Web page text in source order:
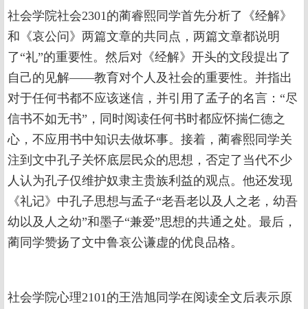
社会学院社会2301的蔺睿熙同学首先分析了《经解》
和《哀公问》两篇文章的共同点，两篇文章都说明
了“礼”的重要性。然后对《经解》开头的文段提出了
自己的见解——教育对个人及社会的重要性。并指出
对于任何书都不应该迷信，并引用了孟子的名言：“尽
信书不如无书”，同时阅读任何书时都应怀揣仁德之
心，不应用书中知识去做坏事。接着，蔺睿熙同学关
注到文中孔子关怀底层民众的思想，否定了当代不少
人认为孔子仅维护奴隶主贵族利益的观点。他还发现
《礼记》中孔子思想与孟子“老吾老以及人之老，幼吾
幼以及人之幼”和墨子“兼爱”思想的共通之处。最后，
蔺同学赞扬了文中鲁哀公谦虚的优良品格。
社会学院心理2101的王浩旭同学在阅读全文后表示原